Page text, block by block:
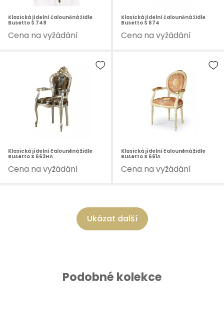
Klasická jídelní čalouněná židle
Busetto S 749
Cena na vyžádání
Klasická jídelní čalouněná židle
Busetto S 674
Cena na vyžádání
Klasická jídelní čalouněná židle
Busetto S 663HA
Cena na vyžádání
Klasická jídelní čalouněná židle
Busetto S 661A
Cena na vyžádání
Ukázat další
Podobné kolekce